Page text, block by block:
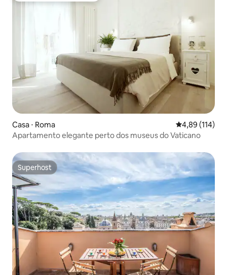
Casa ⋅ Roma 4,89 de uma
4,89 (114)
Apartamento elegante perto dos museus do Vaticano
Superhost
Superhost